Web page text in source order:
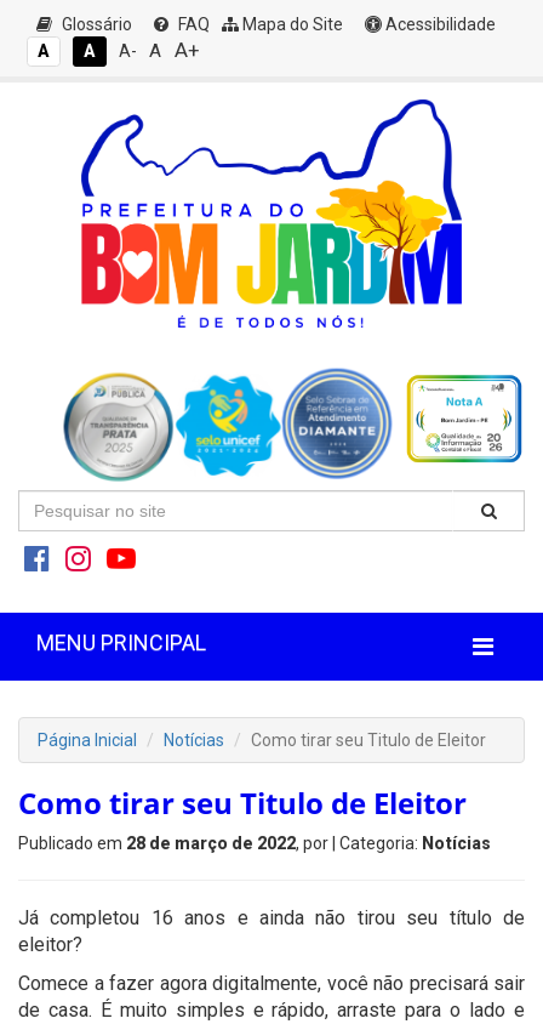
Glossário FAQ Mapa do Site
Acessibilidade
A
A A- A A+
MENU PRINCIPAL
Página Inicial Notícias Como tirar seu Titulo de Eleitor
Como tirar seu Titulo de Eleitor
Publicado em 28 de março de 2022, por | Categoria: Notícias
Já completou 16 anos e ainda não tirou seu título de
eleitor?
Comece a fazer agora digitalmente, você não precisará sair
de casa. É muito simples e rápido, arraste para o lado e